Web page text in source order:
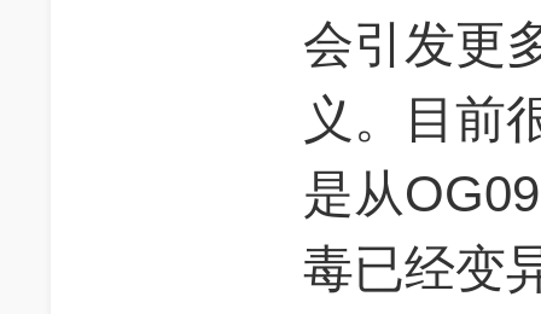
会引发更
义。目前
是从
毒已经变